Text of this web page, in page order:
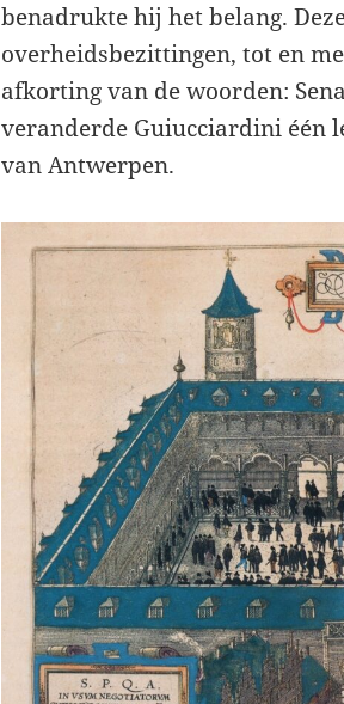
benadrukte hij het belang.
overheidsbezittingen, tot en
afkorting van de woorden:
veranderde Guiucciardini één
van Antwerpen.